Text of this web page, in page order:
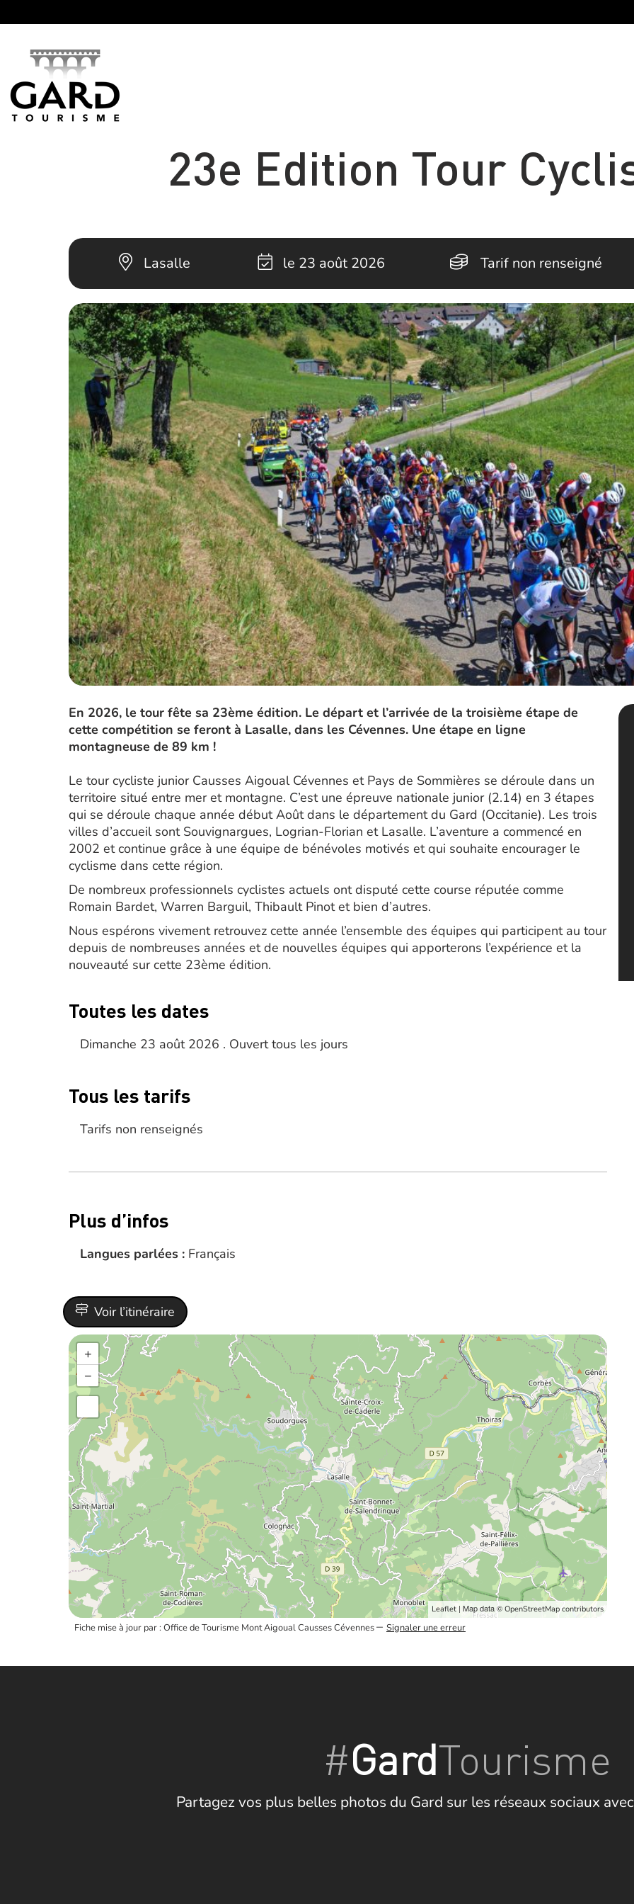
23e Edition Tour
Lasalle le 23 août 2026 Tarif non renseigné
En 2026, le tour fête sa 23ème édition. Le départ et l’arrivée de la troisième étape de
cette compétition se feront à Lasalle, dans les Cévennes. Une étape en ligne
montagneuse de 89 km !
Le tour cycliste junior Causses Aigoual Cévennes et Pays de Sommières se déroule dans un
territoire situé entre mer et montagne. C’est une épreuve nationale junior (2.14) en 3 étapes
qui se déroule chaque année début Août dans le département du Gard (Occitanie). Les trois
villes d’accueil sont Souvignargues, Logrian-Florian et Lasalle. L’aventure a commencé en
2002 et continue grâce à une équipe de bénévoles motivés et qui souhaite encourager le
cyclisme dans cette région.
De nombreux professionnels cyclistes actuels ont disputé cette course réputée comme
Romain Bardet, Warren Barguil, Thibault Pinot et bien d’autres.
Nous espérons vivement retrouvez cette année l’ensemble des équipes qui participent au tour
depuis de nombreuses années et de nouvelles équipes qui apporterons l’expérience et la
nouveauté sur cette 23ème édition.
Toutes les dates
Dimanche 23 août 2026 . Ouvert tous les jours
Tous les tarifs
Tarifs non renseignés
Plus d’infos
Langues parlées : Français
Voir l’itinéraire
+
−
Leaflet | Map data ©OpenStreetMap contributors
Fiche mise à jour par : Office de Tourisme Mont Aigoual Causses Cévennes– Signaler une erreur
#GardTourisme
Partagez vos plus belles photos du Gard sur les réseaux sociaux